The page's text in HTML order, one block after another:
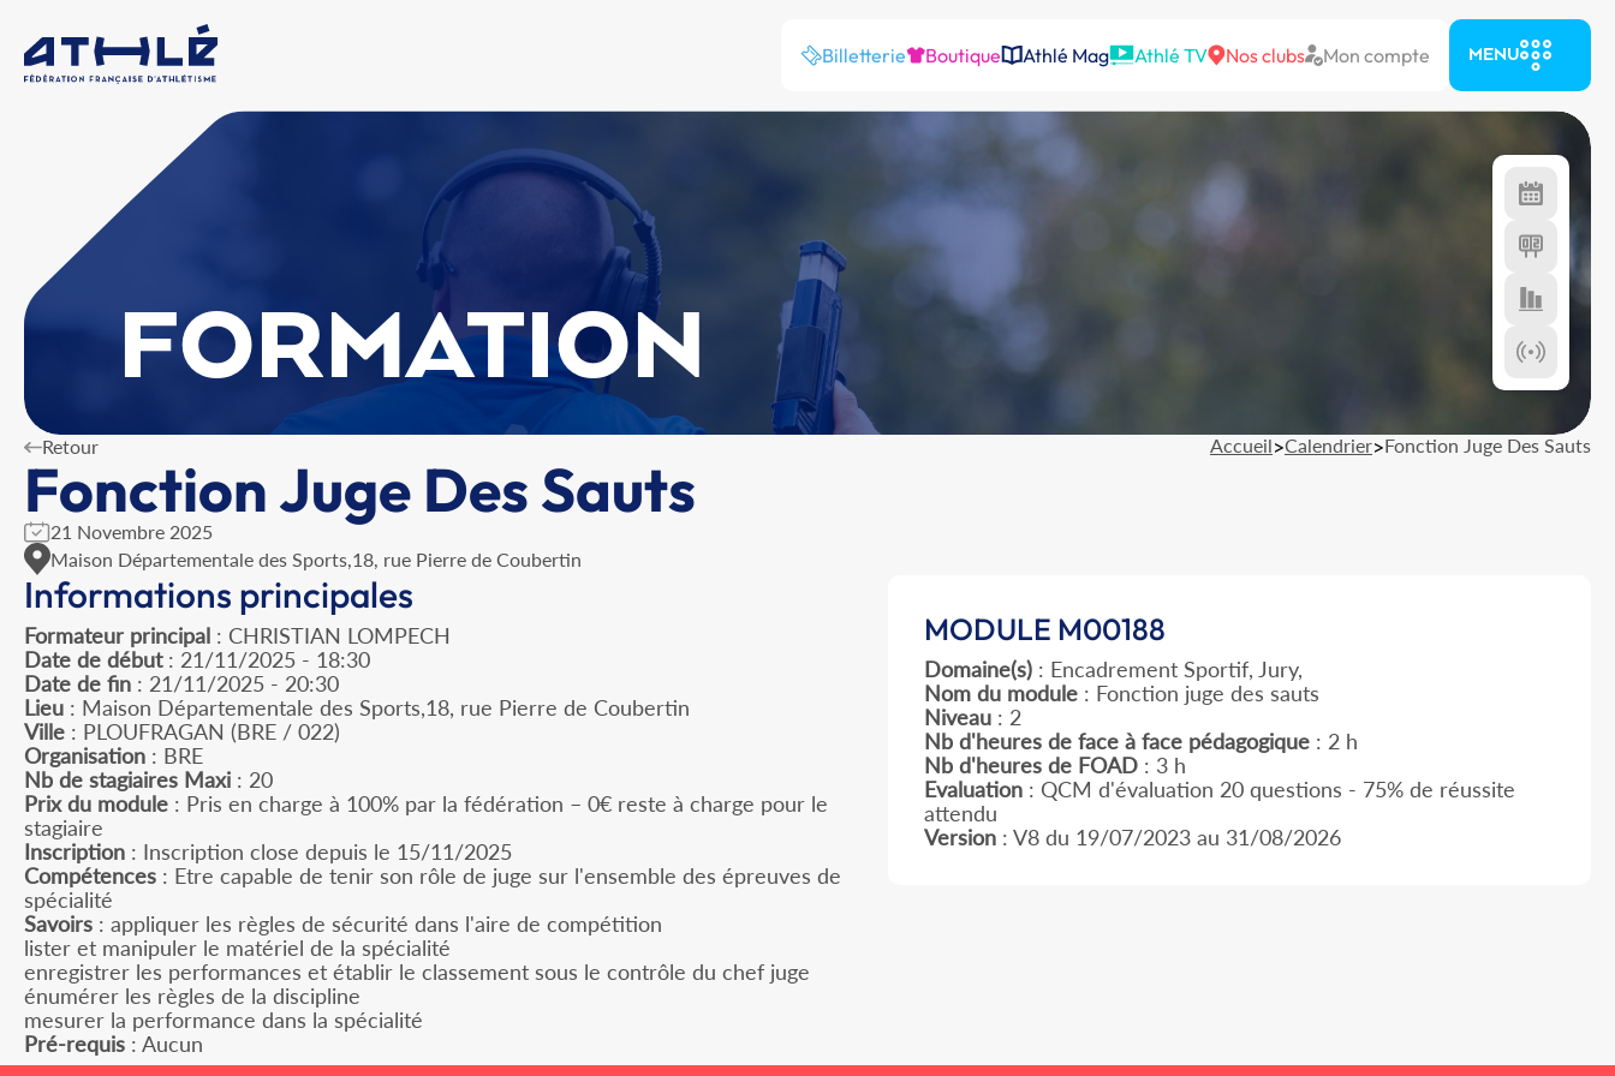
Billetterie Boutique Athlé Mag Athlé TV Nos clubs Mon compte MENU
FORMATION
Retour Accueil>Calendrier>Fonction Juge Des Sauts
Fonction Juge Des Sauts
21 Novembre 2025
Maison Départementale des Sports,18, rue Pierre de Coubertin
Informations principales
Formateur principal : CHRISTIAN LOMPECH
Date de début: 21/11/2025 - 18:30
Date de fin : 21/11/2025 - 20:30
Lieu : Maison Départementale des Sports,18, rue Pierre de Coubertin
Ville : PLOUFRAGAN (BRE / 022)
Organisation : BRE
Nb de stagiaires Maxi : 20
Prix du module : Pris en charge à 100% par la fédération – 0€ reste à charge pour le
stagiaire
Inscription : Inscription close depuis le 15/11/2025
Compétences : Etre capable de tenir son rôle de juge sur l'ensemble des épreuves de
spécialité
Savoirs : appliquer les règles de sécurité dans l'aire de compétition
lister et manipuler le matériel de la spécialité
enregistrer les performances et établir le classement sous le contrôle du chef juge
énumérer les règles de la discipline
mesurer la performance dans la spécialité
Pré-requis : Aucun
MODULE M00188
Domaine(s): Encadrement Sportif, Jury,
Nom du module: Fonction juge des sauts
Niveau: 2
Nb d'heures de face à face pédagogique: 2 h
Nb d'heures de FOAD: 3 h
Evaluation: QCM d'évaluation 20 questions - 75% de réussite
attendu
Version: V8 du 19/07/2023 au 31/08/2026